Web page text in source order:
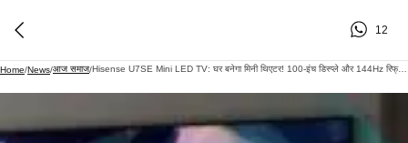
12
Home/News/आज समाज/ Hisense U7SE Mini LED TV: घर बनेगा मिनी थिएटर! 100-इंच डिस्प्ले और 144Hz रिफ्रेश रेट वाला नया Smart TV लॉन्च